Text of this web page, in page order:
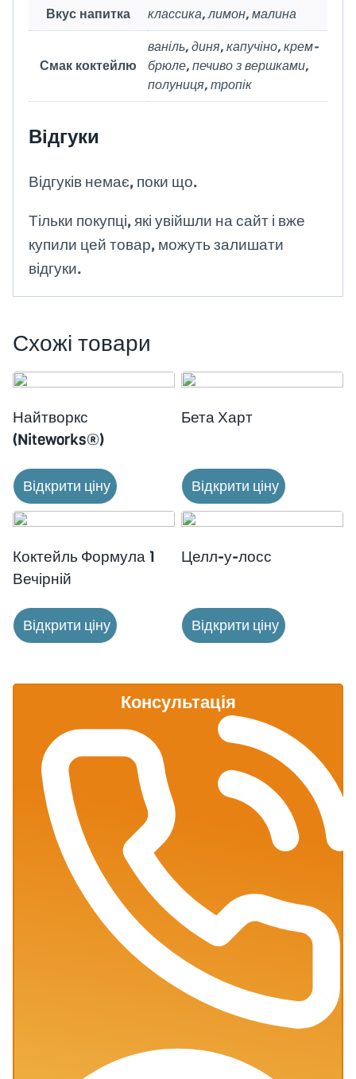
Вкус напитка классика, лимон, малина
Смак коктейлю
ваніль, диня, капучіно, крем-
брюле, печиво з вершками,
полуниця, тропік
Відгуки
Відгуків немає, поки що.
Тільки покупці, які увійшли на сайт і вже
купили цей товар, можуть залишати
відгуки.
Схожі товари
Найтворкс
(Niteworks®)
Відкрити ціну
Бета Харт
Відкрити ціну
Коктейль Формула 1
Вечірній
Відкрити ціну
Целл-у-лосс
Відкрити ціну
Консультація